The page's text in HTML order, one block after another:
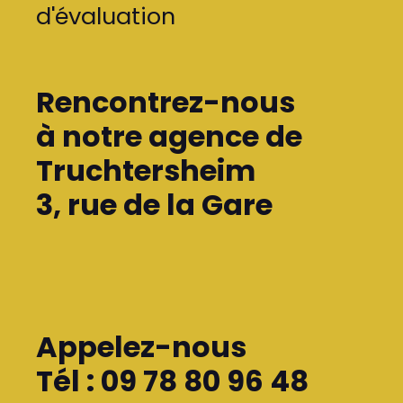
d'évaluation
Rencontrez-nous
à notre agence de
Truchtersheim
3, rue de la Gare
Appelez-nous
Tél : 09 78 80 96 48